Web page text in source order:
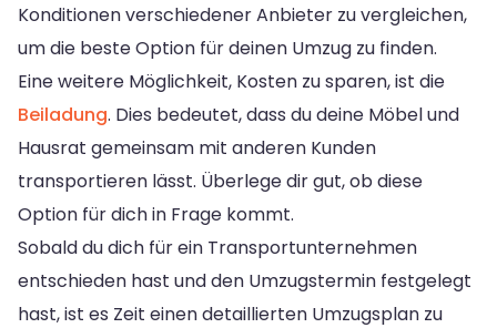
Konditionen verschiedener Anbieter zu vergleichen,
um die beste Option für deinen Umzug zu finden.
Eine weitere Möglichkeit, Kosten zu sparen, ist die
Beiladung. Dies bedeutet, dass du deine Möbel und
Hausrat gemeinsam mit anderen Kunden
transportieren lässt. Überlege dir gut, ob diese
Option für dich in Frage kommt.
Sobald du dich für ein Transportunternehmen
entschieden hast und den Umzugstermin festgelegt
hast, ist es Zeit einen detaillierten Umzugsplan zu